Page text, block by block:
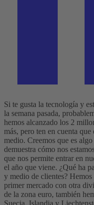
Si te gusta la tecnología y
la semana pasada,
hemos alcanzado los 2
más, pero ten en cuenta
medio. Creemos que es
demuestra cómo nos
que nos permite entrar en
el año que viene. ¿Qué ha
y medio de clientes?
primer mercado con otra
de la zona euro, también